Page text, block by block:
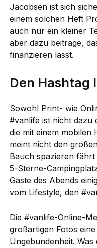
Jacobsen ist sich
einem solchen Heft
auch nur ein kleiner
aber dazu beitrage,
finanzieren lässt.
Den Hashtag
Sowohl Print- wie
#vanlife ist nicht dazu
die mit einem mobilen
meint nicht den
Bauch spazieren
5-Sterne-
Gäste des Abends
vom Lifestyle, den
Die #vanlife-Online-
großartigen Fotos
Ungebundenheit.